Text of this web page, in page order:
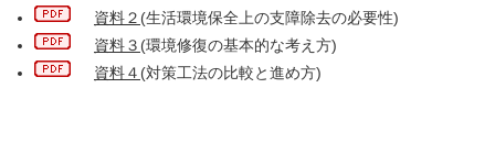
資料２ (生活環境保全上の支障除去の必要性)
資料３ (環境修復の基本的な考え方)
資料４ (対策工法の比較と進め方)